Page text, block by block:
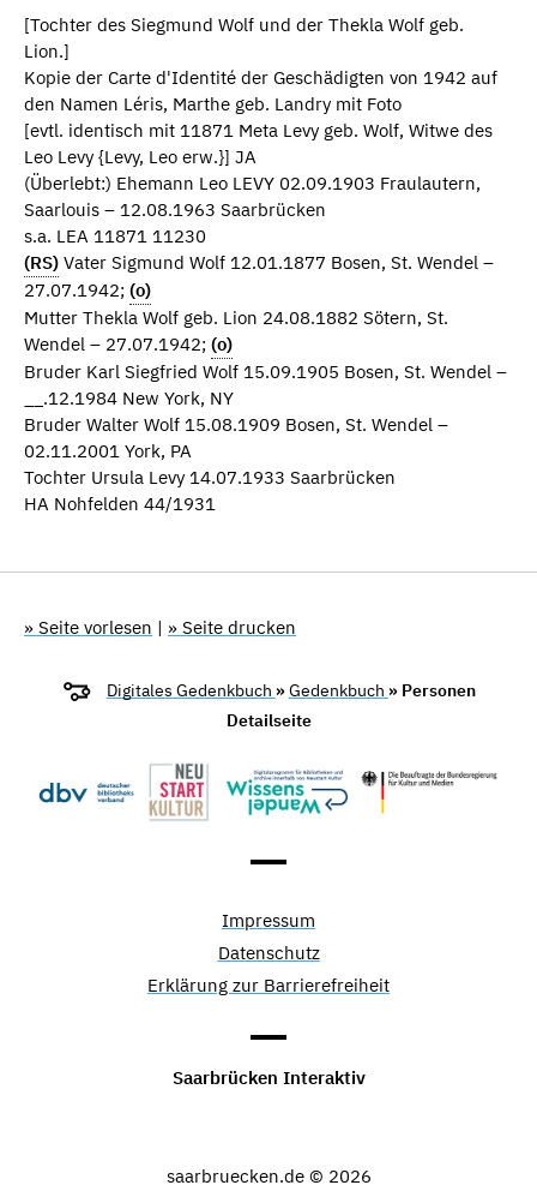
[Tochter des Siegmund Wolf und der Thekla Wolf geb.
Lion.]
Kopie der Carte d'Identité der Geschädigten von 1942 auf
den Namen Léris, Marthe geb. Landry mit Foto
[evtl. identisch mit 11871 Meta Levy geb. Wolf, Witwe des
Leo Levy {Levy, Leo erw.}] JA
(Überlebt:) Ehemann Leo LEVY 02.09.1903 Fraulautern,
Saarlouis – 12.08.1963 Saarbrücken
s.a. LEA 11871 11230
(RS) Vater Sigmund Wolf 12.01.1877 Bosen, St. Wendel –
27.07.1942; (o)
Mutter Thekla Wolf geb. Lion 24.08.1882 Sötern, St.
Wendel – 27.07.1942; (o)
Bruder Karl Siegfried Wolf 15.09.1905 Bosen, St. Wendel –
__.12.1984 New York, NY
Bruder Walter Wolf 15.08.1909 Bosen, St. Wendel –
02.11.2001 York, PA
Tochter Ursula Levy 14.07.1933 Saarbrücken
HA Nohfelden 44/1931
» Seite vorlesen | » Seite drucken
Digitales Gedenkbuch »Gedenkbuch » Personen
Detailseite
Impressum
Datenschutz
Erklärung zur Barrierefreiheit
Saarbrücken Interaktiv
saarbruecken.de © 2026